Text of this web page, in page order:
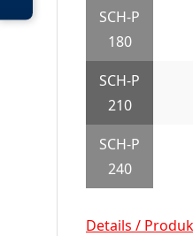
SCH-P
180
SCH-P
210
SCH-P
240
Details /